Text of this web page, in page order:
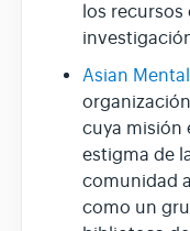
los
Asian
cuya misión
estigma de
comunidad
como un